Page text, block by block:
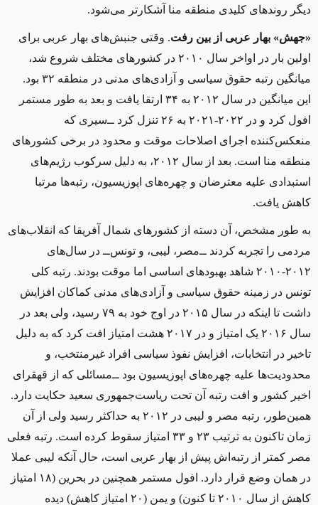
دیگر روندهای کلیدی منطقه منا آشکارتر می‌شود.
«جهش» بهار عربی از بین رفت. وقتی جنبش‌های بهار عربی برای
اولین بار در اواخر سال ۲۰۱۰ در کشورهای مختلف شروع شد،
میانگین رتبه حقوق سیاسی و آزادی‌های مدنی در منطقه ۳۲ بود.
این میانگین در سال ۲۰۱۲ به ۳۴ ارتقا یافت و بعد به ‌طور مستمر
افول کرد و در ۲۰۲۲-۲۰۲۱ به ۲۶ تنزل کرد ‌ــ‌‌سیری که
منعکس‌کننده اجرای اصلاحات موقت و محدود در برخی کشورهای
منطقه منا است. بعد از سال ۲۰۱۲، به دلیل سرکوب رژیم‌های
استبدادی علیه معترضان و چهره‌های اپوزیسیون، رتبه‌ها مرتبا
کاهش یافت.
به‌ طور مشخص، آن دسته از کشورهای شمال آفریقا که انقلاب‌های
مردمی را تجربه کردند ‌ــ‌مصر، لیبی، و تونس‌ــ‌ در سال‌های
۲۰۱۲-۲۰۱۰ شاهد بهبودهای اساسی اما موقت بودند. رتبه کلی
تونس در زمینه حقوق سیاسی و آزادی‌های مدنی کماکان افزایش
داشت تا اینکه در سال ۲۰۱۵ در اوج خود به ۷۹ رسید، ولی بعد در
سال ۲۰۱۶ یک امتیاز و در ۲۰۱۷ هشت امتیاز افت کرد که به دلیل
تاخیر در انتخابات، افزایش نفوذ سیاسی افراد غیرمنتخب، و
محدودیت‌ها علیه چهره‌های اپوزیسیون بود ‌ــ‌مسائلی که از قهقرای
اخیر کشور و افت رتبه آن تحت ریاست‌جمهوری سعید حکایت دارد.
همین‌طور، رتبه مصر و لیبی در ۲۰۱۲ به حداکثر رسید ولی از آن
زمان تاکنون به ترتیب ۲۳ و ۳۳ امتیاز سقوط کرده است. رتبه فعلی
مصر کمتر از رتبه‌اش پیش از بهار عربی است، حال آنکه لیبی عملا
در همان وضع قرار دارد. افول مستمر همچنین در بحرین (۱۸ امتیاز
کاهش از سال ۲۰۱۰ تا کنون) و یمن (۲۰ امتیاز کاهش) دیده